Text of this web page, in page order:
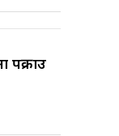
पक्राउ